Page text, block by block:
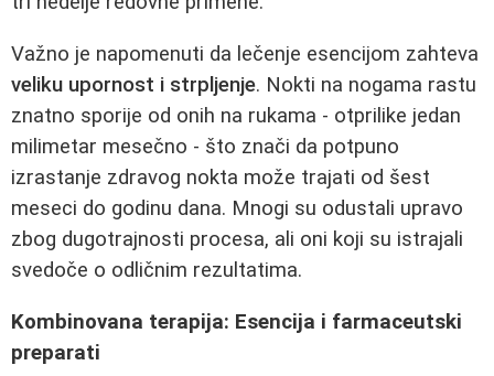
Važno je napomenuti da lečenje esencijom zahteva
veliku upornost i strpljenje. Nokti na nogama rastu
znatno sporije od onih na rukama - otprilike jedan
milimetar mesečno - što znači da potpuno
izrastanje zdravog nokta može trajati od šest
meseci do godinu dana. Mnogi su odustali upravo
zbog dugotrajnosti procesa, ali oni koji su istrajali
svedoče o odličnim rezultatima.
Kombinovana terapija: Esencija i farmaceutski
preparati